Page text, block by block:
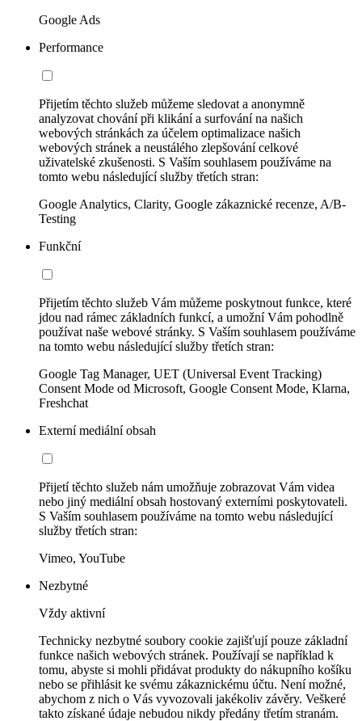
Google Ads
Performance
Přijetím těchto služeb můžeme sledovat a anonymně
analyzovat chování při klikání a surfování na našich
webových stránkách za účelem optimalizace našich
webových stránek a neustálého zlepšování celkové
uživatelské zkušenosti. S Vaším souhlasem používáme na
tomto webu následující služby třetích stran:
Google Analytics, Clarity, Google zákaznické recenze, A/B-
Testing
Funkční
Přijetím těchto služeb Vám můžeme poskytnout funkce, které
jdou nad rámec základních funkcí, a umožní Vám pohodlně
používat naše webové stránky. S Vaším souhlasem používáme
na tomto webu následující služby třetích stran:
Google Tag Manager, UET (Universal Event Tracking)
Consent Mode od Microsoft, Google Consent Mode, Klarna,
Freshchat
Externí mediální obsah
Přijetí těchto služeb nám umožňuje zobrazovat Vám videa
nebo jiný mediální obsah hostovaný externími poskytovateli.
S Vaším souhlasem používáme na tomto webu následující
služby třetích stran:
Vimeo, YouTube
Nezbytné
Vždy aktivní
Technicky nezbytné soubory cookie zajišťují pouze základní
funkce našich webových stránek. Používají se například k
tomu, abyste si mohli přidávat produkty do nákupního košíku
nebo se přihlásit ke svému zákaznickému účtu. Není možné,
abychom z nich o Vás vyvozovali jakékoliv závěry. Veškeré
takto získané údaje nebudou nikdy předány třetím stranám.